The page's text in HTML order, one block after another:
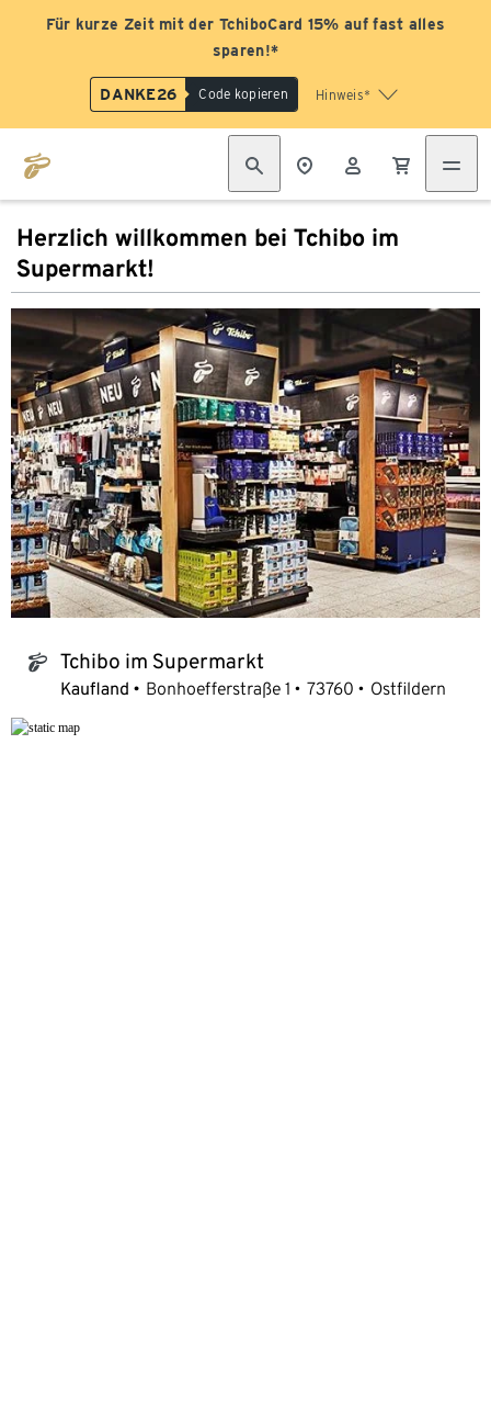
Für kurze Zeit mit der TchiboCard 15% auf fast alles
sparen!*
DANKE26 Code kopieren Hinweis*
Herzlich willkommen bei Tchibo im
Supermarkt!
tchibo_logo Tchibo im Supermarkt
Kaufland Bonhoefferstraße 1 73760 Ostfildern